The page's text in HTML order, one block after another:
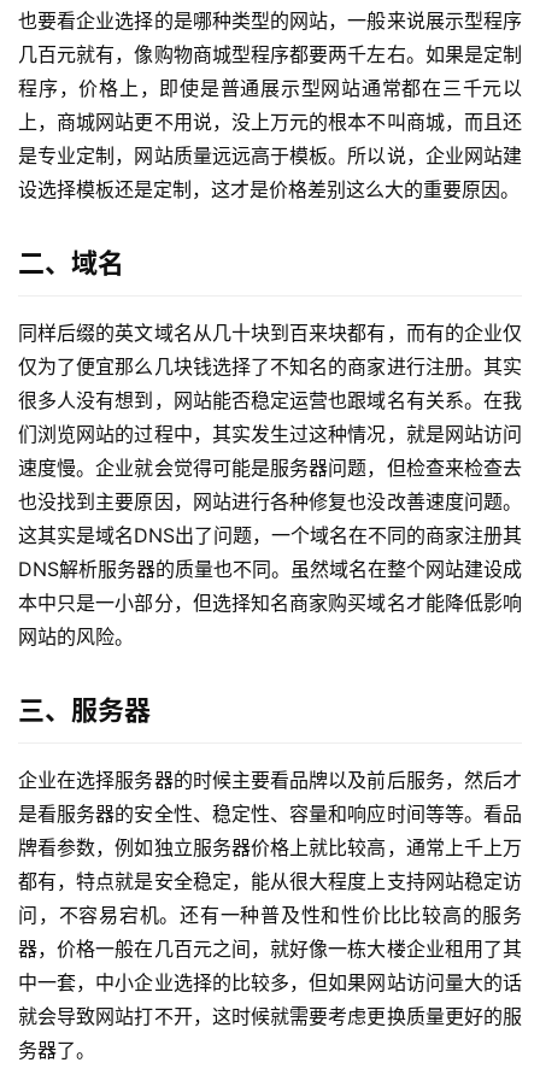
首
页
也要看企业选择的是哪种类型的网站，一般来说展示型程序
几百元就有，像购物商城型程序都要两千左右。如果是定制
程序，价格上，即使是普通展示型网站通常都在三千元以
上，商城网站更不用说，没上万元的根本不叫商城，而且还
是专业定制，网站质量远远高于模板。所以说，企业网站建
设选择模板还是定制，这才是价格差别这么大的重要原因。
二、域名
同样后缀的英文域名从几十块到百来块都有，而有的企业仅
仅为了便宜那么几块钱选择了不知名的商家进行注册。其实
很多人没有想到，网站能否稳定运营也跟域名有关系。在我
们浏览网站的过程中，其实发生过这种情况，就是网站访问
速度慢。企业就会觉得可能是服务器问题，但检查来检查去
也没找到主要原因，网站进行各种修复也没改善速度问题。
这其实是域名DNS出了问题，一个域名在不同的商家注册其
DNS解析服务器的质量也不同。虽然域名在整个网站建设成
本中只是一小部分，但选择知名商家购买域名才能降低影响
网站的风险。
三、服务器
企业在选择服务器的时候主要看品牌以及前后服务，然后才
是看服务器的安全性、稳定性、容量和响应时间等等。看品
牌看参数，例如独立服务器价格上就比较高，通常上千上万
都有，特点就是安全稳定，能从很大程度上支持网站稳定访
问，不容易宕机。还有一种普及性和性价比比较高的服务
器，价格一般在几百元之间，就好像一栋大楼企业租用了其
中一套，中小企业选择的比较多，但如果网站访问量大的话
就会导致网站打不开，这时候就需要考虑更换质量更好的服
务器了。